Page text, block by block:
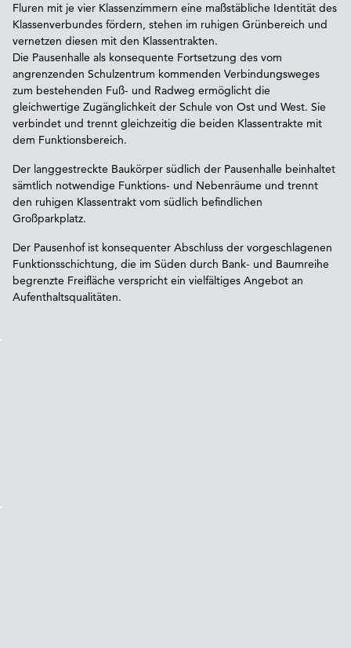
Fluren mit je vier Klassenzimmern eine maßstäbliche Identität des
Klassenverbundes fördern, stehen im ruhigen Grünbereich und
vernetzen diesen mit den Klassentrakten.
Die Pausenhalle als konsequente Fortsetzung des vom
angrenzenden Schulzentrum kommenden Verbindungsweges
zum bestehenden Fuß- und Radweg ermöglicht die
gleichwertige Zugänglichkeit der Schule von Ost und West. Sie
verbindet und trennt gleichzeitig die beiden Klassentrakte mit
dem Funktionsbereich.
Der langgestreckte Baukörper südlich der Pausenhalle beinhaltet
sämtlich notwendige Funktions- und Nebenräume und trennt
den ruhigen Klassentrakt vom südlich befindlichen
Großparkplatz.
Der Pausenhof ist konsequenter Abschluss der vorgeschlagenen
Funktionsschichtung, die im Süden durch Bank- und Baumreihe
begrenzte Freifläche verspricht ein vielfältiges Angebot an
Aufenthaltsqualitäten.